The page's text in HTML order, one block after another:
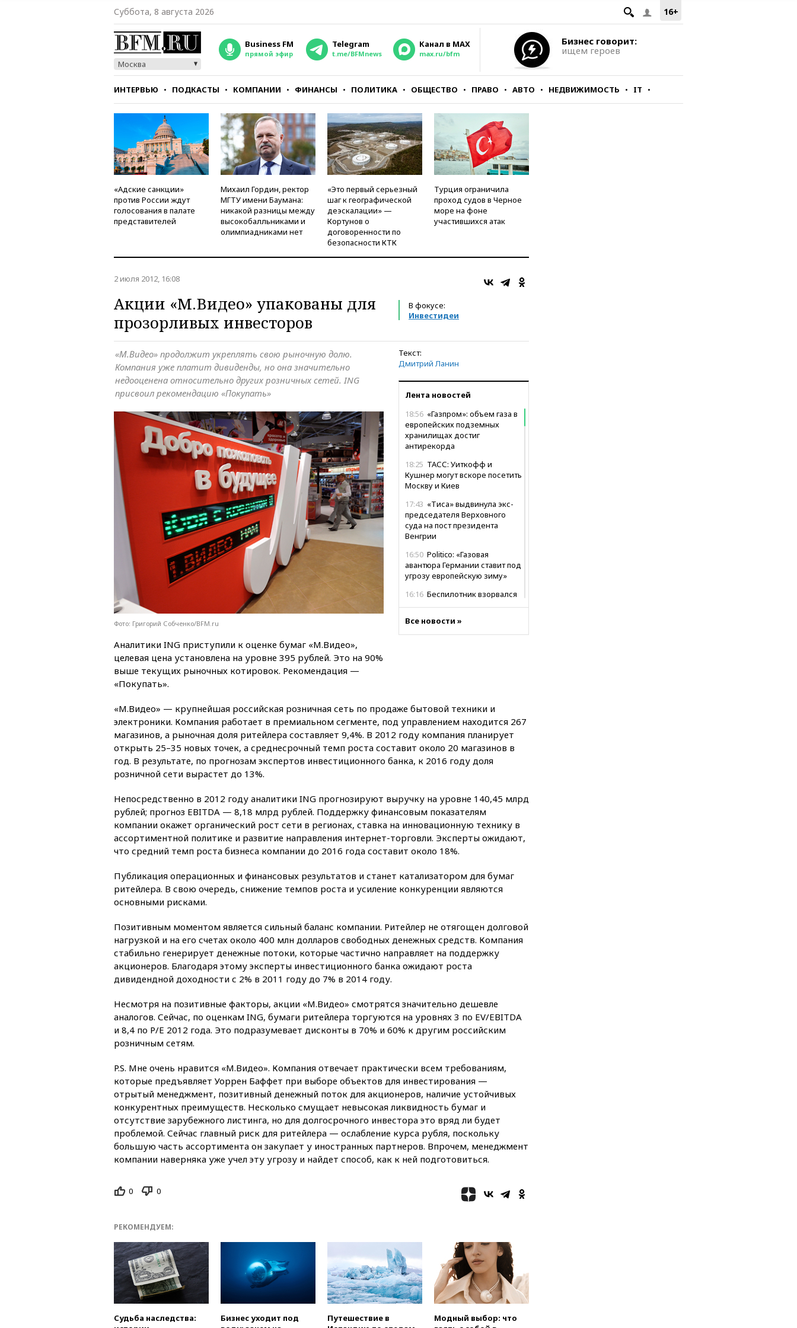
16+
Суббота, 8 августа 2026
Москва
Business FM
прямой эфир
Telegram
t.me/BFMnews
Канал в MAX
max.ru/bfm
Бизнес говорит:
ищем героев
ИНТЕРВЬЮ ПОДКАСТЫ КОМПАНИИ ФИНАНСЫ ПОЛИТИКА ОБЩЕСТВО ПРАВО АВТО НЕДВИЖИМОСТЬ IT
СТИЛЬ ТЕСТЫ
«Адские санкции»
против России ждут
голосования в палате
представителей
Михаил Гордин, ректор
МГТУ имени Баумана:
никакой разницы между
высокобалльниками и
олимпиадниками нет
«Это первый серьезный
шаг к географической
деэскалации» —
Кортунов о
договоренности по
безопасности КТК
Турция ограничила
проход судов в Черное
море на фоне
участившихся атак
2 июля 2012, 16:08
В фокусе:
Инвестидеи
Акции «М.Видео» упакованы для
прозорливых инвесторов
Текст:
Дмитрий Ланин
Лента новостей
18:56 «Газпром»: объем газа в
европейских подземных
хранилищах достиг
антирекорда
18:25 ТАСС: Уиткофф и
Кушнер могут вскоре посетить
Москву и Киев
17:43 «Тиса» выдвинула экс-
председателя Верховного
суда на пост президента
Венгрии
16:50 Politico: «Газовая
авантюра Германии ставит под
угрозу европейскую зиму»
16:16 Беспилотник взорвался
вблизи газопровода в
15:25При атаке БПЛА в
14:43
судоходство в Черном море
14:20Генпрокурором США
стал Тодд Бланш
13:37 Пляжи Геленджика
погранконтроль для
итальянских туристов
12:27 Возгорание на Ильском
НПЗ, вызванное атакой БПЛА,
потушили
арестом Rolls-Royce блогера
Лерчек
погибли два человека
Движение по трассе
«Новороссия» восстановлено
09:25Ильский НПЗ на Кубани
загорелся после падения
обломков дрона
девяти БПЛА, сбитых на
подлете к Москве
08:42 Силы ПВО сбили почти
400 БПЛА над российскими
регионами
08:16Лукашенко призвал
белорусов покупать избы в
селах
крупнейшим поставщиком
авиатоплива в Европу
05:30
ВМС Испании усилили
присутствие в Сеуте на фоне
миграционного кризиса
03:30
В Минстрое сравнили
качество жилья в Нью-Йорке и
Все новости »
«М.Видео» продолжит укреплять свою рыночную долю.
Компания уже платит дивиденды, но она значительно
недооценена относительно других розничных сетей. ING
присвоил рекомендацию «Покупать»
Фото: Григорий Собченко/BFM.ru
Аналитики ING приступили к оценке бумаг «М.Видео»,
целевая цена установлена на уровне 395 рублей. Это на 90%
выше текущих рыночных котировок. Рекомендация —
«Покупать».
«М.Видео» — крупнейшая российская розничная сеть по продаже бытовой техники и
электроники. Компания работает в премиальном сегменте, под управлением находится 267
магазинов, а рыночная доля ритейлера составляет 9,4%. В 2012 году компания планирует
открыть 25–35 новых точек, а среднесрочный темп роста составит около 20 магазинов в
год. В результате, по прогнозам экспертов инвестиционного банка, к 2016 году доля
розничной сети вырастет до 13%.
Непосредственно в 2012 году аналитики ING прогнозируют выручку на уровне 140,45 млрд
рублей; прогноз EBITDA — 8,18 млрд рублей. Поддержку финансовым показателям
компании окажет органический рост сети в регионах, ставка на инновационную технику в
ассортиментной политике и развитие направления интернет-торговли. Эксперты ожидают,
что средний темп роста бизнеса компании до 2016 года составит около 18%.
Публикация операционных и финансовых результатов и станет катализатором для бумаг
ритейлера. В свою очередь, снижение темпов роста и усиление конкуренции являются
основными рисками.
Позитивным моментом является сильный баланс компании. Ритейлер не отягощен долговой
нагрузкой и на его счетах около 400 млн долларов свободных денежных средств. Компания
стабильно генерирует денежные потоки, которые частично направляет на поддержку
акционеров. Благодаря этому эксперты инвестиционного банка ожидают роста
дивидендной доходности с 2% в 2011 году до 7% в 2014 году.
Несмотря на позитивные факторы, акции «М.Видео» смотрятся значительно дешевле
аналогов. Сейчас, по оценкам ING, бумаги ритейлера торгуются на уровнях 3 по EV/EBITDA
и 8,4 по P/E 2012 года. Это подразумевает дисконты в 70% и 60% к другим российским
розничным сетям.
P.S. Мне очень нравится «М.Видео». Компания отвечает практически всем требованиям,
которые предъявляет Уоррен Баффет при выборе объектов для инвестирования —
отрытый менеджмент, позитивный денежный поток для акционеров, наличие устойчивых
конкурентных преимуществ. Несколько смущает невысокая ликвидность бумаг и
отсутствие зарубежного листинга, но для долгосрочного инвестора это вряд ли будет
проблемой. Сейчас главный риск для ритейлера — ослабление курса рубля, поскольку
большую часть ассортимента он закупает у иностранных партнеров. Впрочем, менеджмент
компании наверняка уже учел эту угрозу и найдет способ, как к ней подготовиться.
0 0
РЕКОМЕНДУЕМ:
Судьба наследства:
Бизнес уходит под
Путешествие в
Модный выбор: что